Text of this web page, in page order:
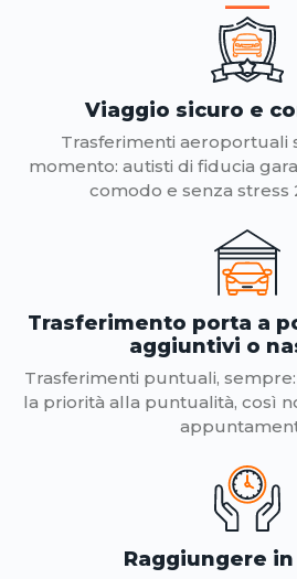
Viaggio sicuro e
Trasferimenti aeroportuali
momento: autisti di fiducia
comodo e senza stress
Trasferimento porta a
aggiuntivi o
Trasferimenti puntuali,
la priorità alla puntualità, così
Raggiungere